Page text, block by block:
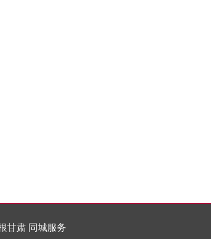
甘肃 同城服务